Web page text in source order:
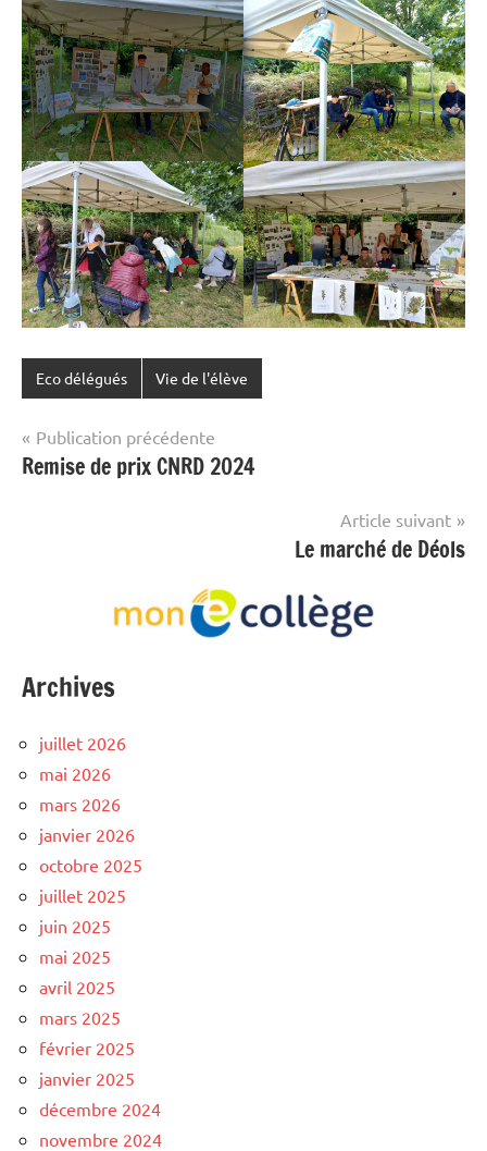
Eco délégués Vie de l'élève
Navigation
de
Publication précédente
Remise de prix CNRD 2024
Article suivant
Le marché de Déols
Archives
juillet 2026
mai 2026
mars 2026
janvier 2026
octobre 2025
juillet 2025
juin 2025
mai 2025
avril 2025
mars 2025
février 2025
janvier 2025
décembre 2024
novembre 2024